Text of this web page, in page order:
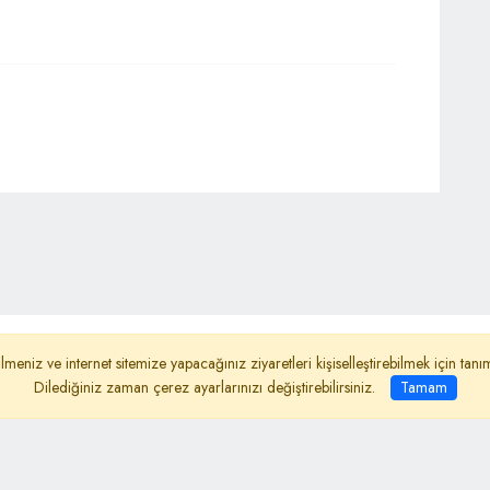
Metni Reklam
Haber Gönder
ve internet sitemize yapacağınız ziyaretleri kişiselleştirebilmek için
Dilediğiniz zaman çerez ayarlarınızı değiştirebilirsiniz.
Tamam